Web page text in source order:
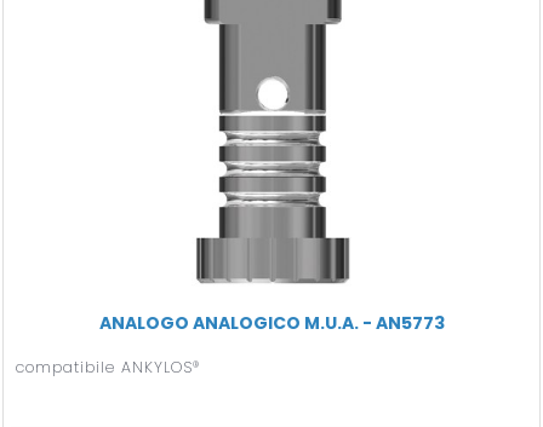
ANALOGO ANALOGICO M.U.A. - AN5773
compatibile ANKYLOS®